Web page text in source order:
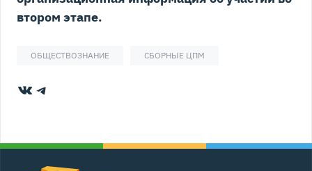
втором этапе.
ОБЩЕСТВОЗНАНИЕ СБОРНЫЕ ЦПМ
ВКонтакте
Telegram